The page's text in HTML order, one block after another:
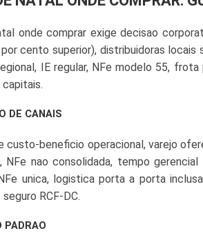
onde comprar exige decisao
cento superior), distribuidoras
IE regular, NFe modelo 55,
DE CANAIS
custo-beneficio operacional, varejo
NFe nao consolidada, tempo
unica, logistica porta a porta
RCF-DC.
PADRAO